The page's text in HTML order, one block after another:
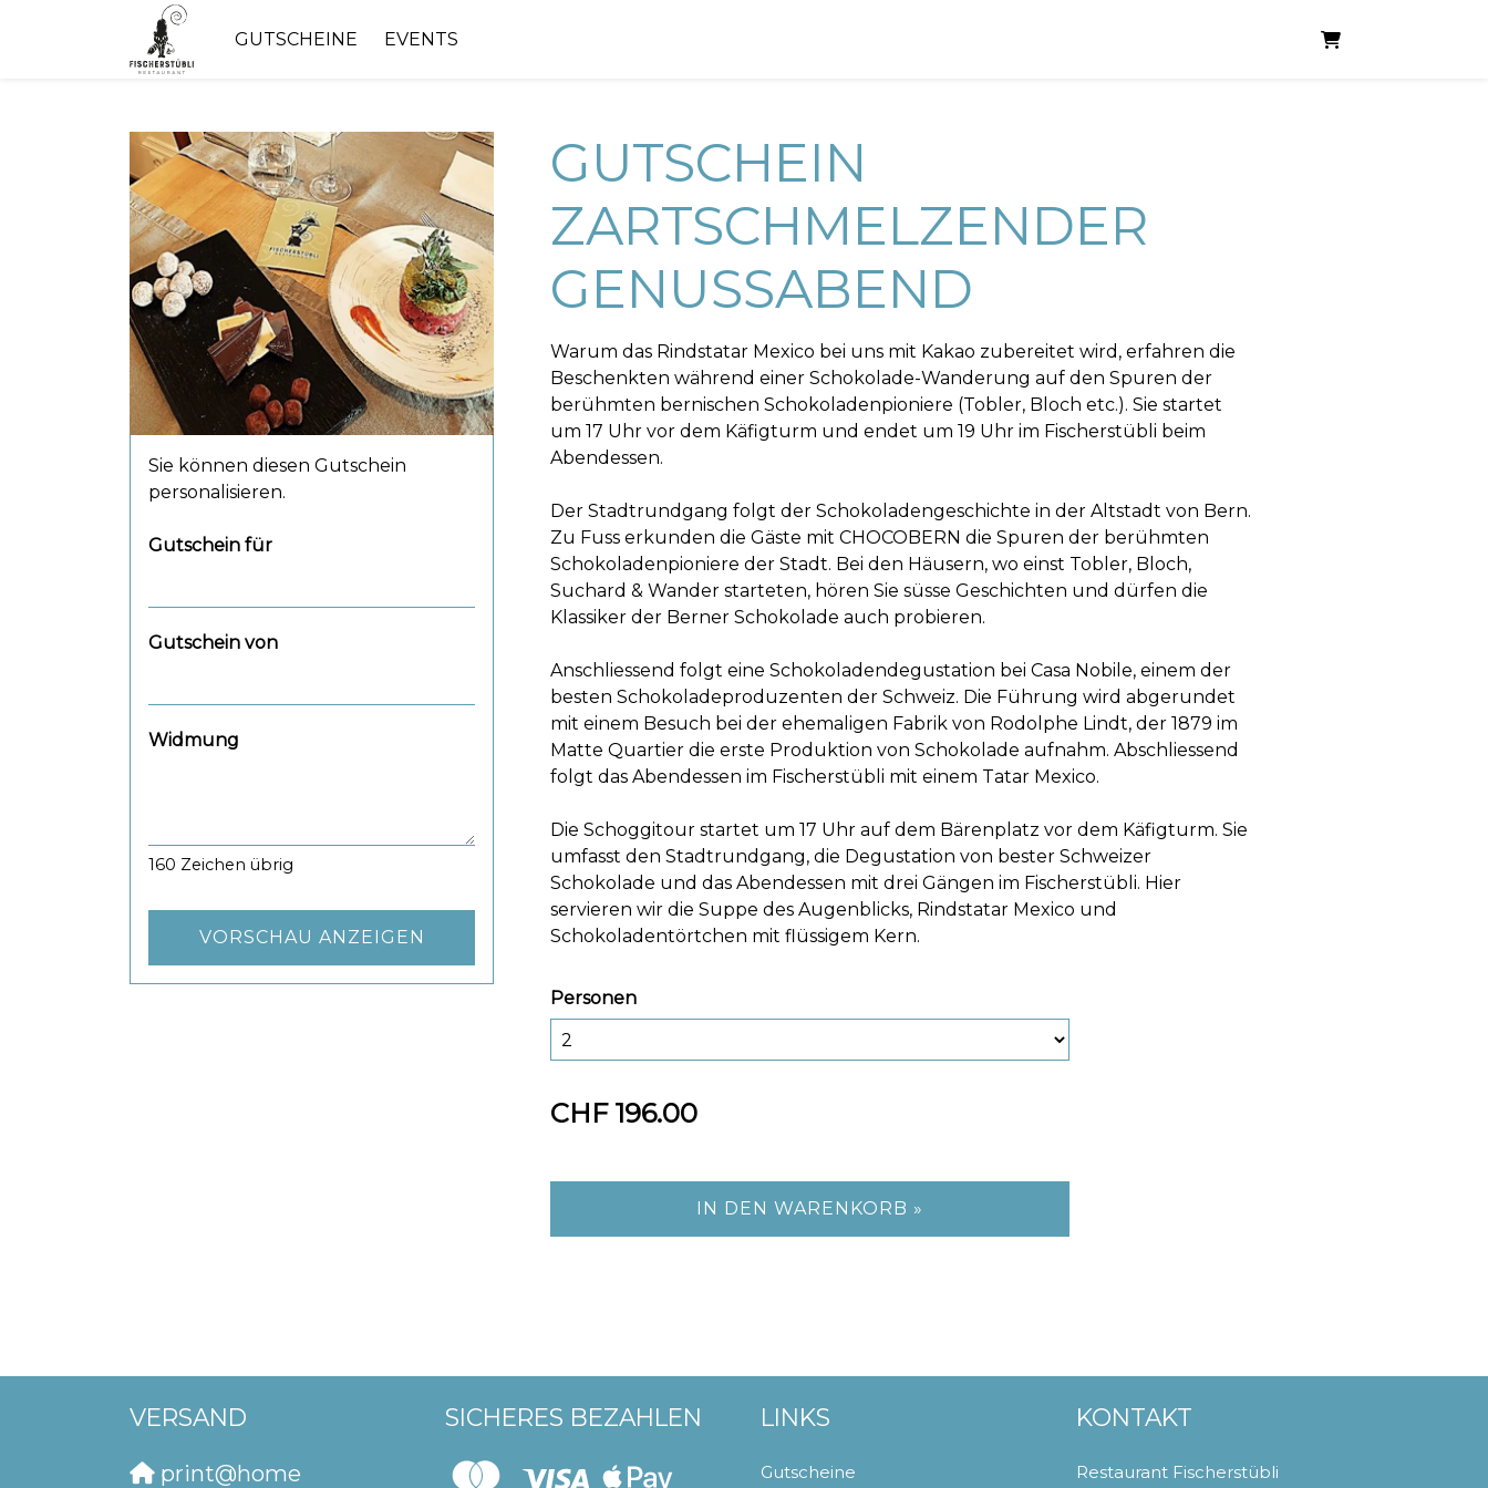
GUTSCHEINE EVENTS
WARENKORB
Sie können diesen Gutschein
personalisieren.
Gutschein für
Gutschein von
Widmung
160 Zeichen übrig
VORSCHAU ANZEIGEN
GUTSCHEIN
ZARTSCHMELZENDER
GENUSSABEND
Warum das Rindstatar Mexico bei uns mit Kakao zubereitet wird, erfahren die
Beschenkten während einer Schokolade-Wanderung auf den Spuren der
berühmten bernischen Schokoladenpioniere (Tobler, Bloch etc.). Sie startet
um 17 Uhr vor dem Käfigturm und endet um 19 Uhr im Fischerstübli beim
Abendessen.
Der Stadtrundgang folgt der Schokoladengeschichte in der Altstadt von Bern.
Zu Fuss erkunden die Gäste mit CHOCOBERN die Spuren der berühmten
Schokoladenpioniere der Stadt. Bei den Häusern, wo einst Tobler, Bloch,
Suchard & Wander starteten, hören Sie süsse Geschichten und dürfen die
Klassiker der Berner Schokolade auch probieren.
Anschliessend folgt eine Schokoladendegustation bei Casa Nobile, einem der
besten Schokoladeproduzenten der Schweiz. Die Führung wird abgerundet
mit einem Besuch bei der ehemaligen Fabrik von Rodolphe Lindt, der 1879 im
Matte Quartier die erste Produktion von Schokolade aufnahm. Abschliessend
folgt das Abendessen im Fischerstübli mit einem Tatar Mexico.
Die Schoggitour startet um 17 Uhr auf dem Bärenplatz vor dem Käfigturm. Sie
umfasst den Stadtrundgang, die Degustation von bester Schweizer
Schokolade und das Abendessen mit drei Gängen im Fischerstübli. Hier
servieren wir die Suppe des Augenblicks, Rindstatar Mexico und
Schokoladentörtchen mit flüssigem Kern.
Personen
CHF 196.00
IN DEN WARENKORB »
VERSAND
print@home
SICHERES BEZAHLEN LINKS
Gutscheine
KONTAKT
Restaurant Fischerstübli